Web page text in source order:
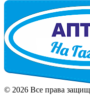
© 2026 Все права